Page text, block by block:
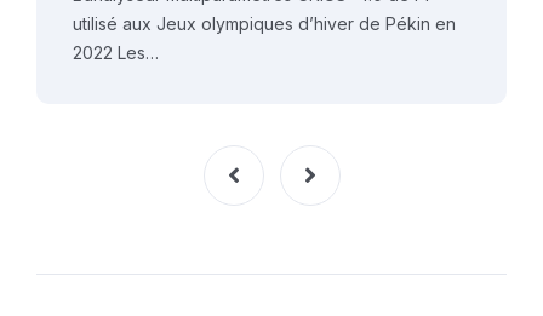
utilisé aux Jeux olympiques d’hiver de Pékin en
2022 Les…